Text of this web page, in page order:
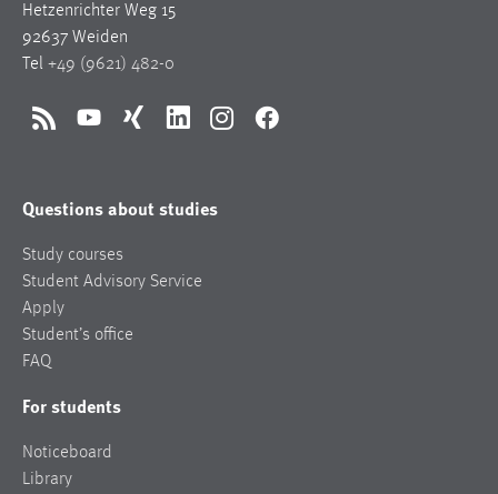
Hetzenrichter Weg 15
92637 Weiden
Tel +49 (9621) 482-0
RSS YouTubeXing LinkedInInstagramFacebook
Questions about studies
Study courses
Student Advisory Service
Apply
Student’s office
FAQ
For students
Noticeboard
Library